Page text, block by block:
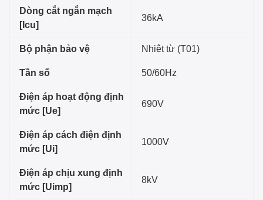
Dòng cắt ngắn mạch
[Icu]
36kA
Bộ phận bảo vệ Nhiệt từ (T01)
Tần số 50/60Hz
Điện áp hoạt động định
mức [Ue]
690V
Điện áp cách điện định
mức [Ui]
1000V
Điện áp chịu xung định
mức [Uimp]
8kV